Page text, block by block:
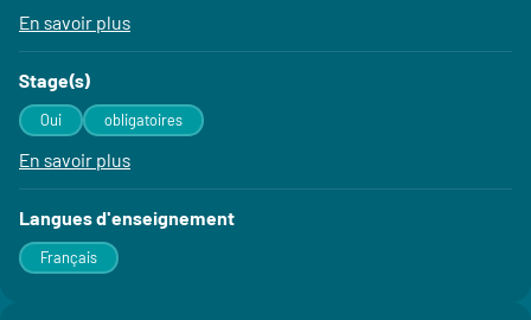
En savoir plus
Stage(s)
Oui obligatoires
En savoir plus
Langues d'enseignement
Français